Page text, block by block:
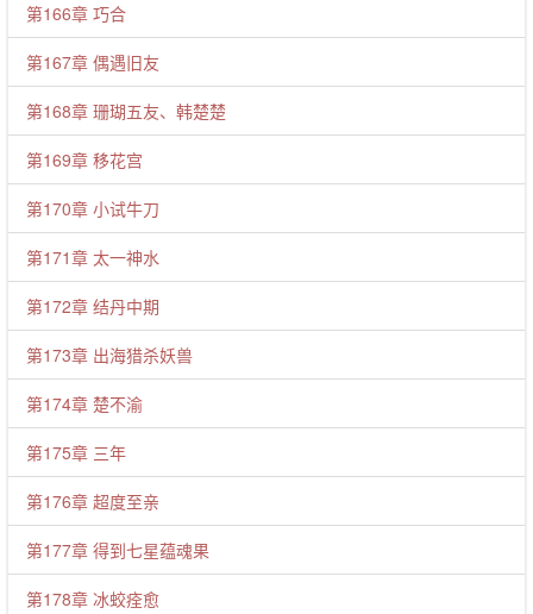
第166章 巧合
第167章 偶遇旧友
第168章 珊瑚五友、韩楚楚
第169章 移花宫
第170章 小试牛刀
第171章 太一神水
第172章 结丹中期
第173章 出海猎杀妖兽
第174章 楚不渝
第175章 三年
第176章 超度至亲
第177章 得到七星蕴魂果
第178章 冰蛟痊愈